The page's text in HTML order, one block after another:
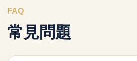
FAQ
常見問題